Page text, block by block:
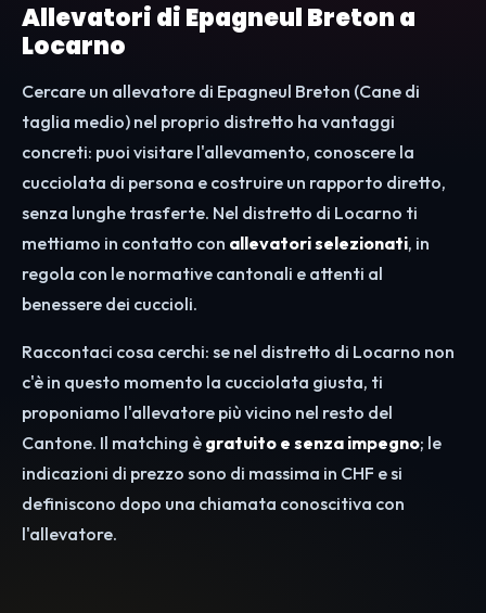
Allevatori di Epagneul Breton a
Locarno
Cercare un allevatore di Epagneul Breton (Cane di
taglia medio) nel proprio distretto ha vantaggi
concreti: puoi visitare l'allevamento, conoscere la
cucciolata di persona e costruire un rapporto diretto,
senza lunghe trasferte. Nel distretto di Locarno ti
mettiamo in contatto con allevatori selezionati, in
regola con le normative cantonali e attenti al
benessere dei cuccioli.
Raccontaci cosa cerchi: se nel distretto di Locarno non
c'è in questo momento la cucciolata giusta, ti
proponiamo l'allevatore più vicino nel resto del
Cantone. Il matching è gratuito e senza impegno; le
indicazioni di prezzo sono di massima in CHF e si
definiscono dopo una chiamata conoscitiva con
l'allevatore.